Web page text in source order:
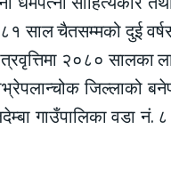
साल चैतसम्मको दुई
२०८० सालका
जिल्लाको
गाउँपालिका वडा नं. ८